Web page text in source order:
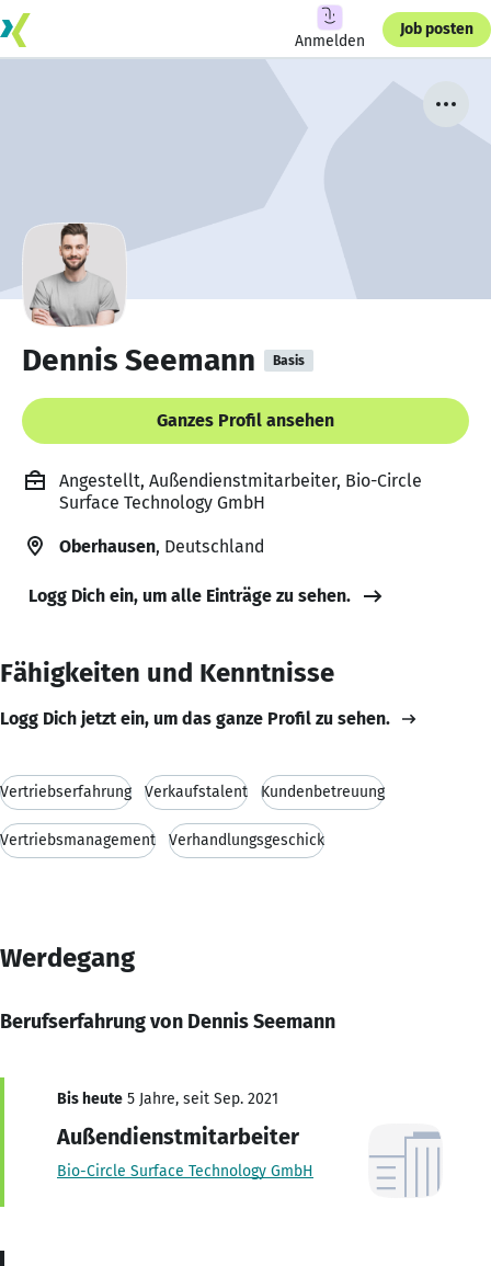
Anmelden
Job posten
Dennis Seemann Basis
Ganzes Profil ansehen
Angestellt, Außendienstmitarbeiter, Bio-Circle
Surface Technology GmbH
Oberhausen, Deutschland
Logg Dich ein, um alle Einträge zu sehen.
Fähigkeiten und Kenntnisse
Logg Dich jetzt ein, um das ganze Profil zu sehen.
Vertriebserfahrung Verkaufstalent Kundenbetreuung
Vertriebsmanagement Verhandlungsgeschick
Werdegang
Berufserfahrung von Dennis Seemann
Bis heute 5 Jahre, seit Sep. 2021
Außendienstmitarbeiter
Bio-Circle Surface Technology GmbH